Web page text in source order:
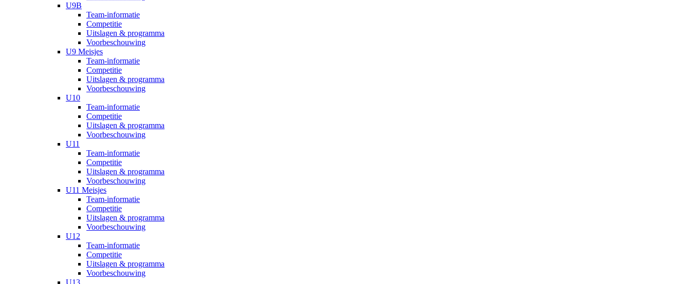
U9B
Team-informatie
Competitie
Uitslagen & programma
Voorbeschouwing
U9 Meisjes
Team-informatie
Competitie
Uitslagen & programma
Voorbeschouwing
U10
Team-informatie
Competitie
Uitslagen & programma
Voorbeschouwing
U11
Team-informatie
Competitie
Uitslagen & programma
Voorbeschouwing
U11 Meisjes
Team-informatie
Competitie
Uitslagen & programma
Voorbeschouwing
U12
Team-informatie
Competitie
Uitslagen & programma
Voorbeschouwing
U13